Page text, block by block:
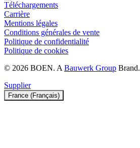
Téléchargements
Carrière
Mentions légales
Conditions générales de vente
Politique de confidentialité
Politique de cookies
© 2026 BOEN. ABauwerk Group Brand.
Supplier
France (Français)